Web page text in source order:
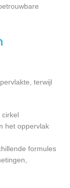
terwijl
het oppervlak
formules